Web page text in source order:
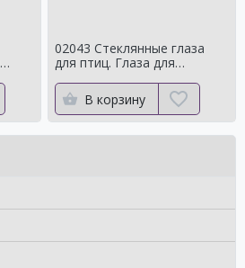
02043 Стеклянные глаза
для птиц. Глаза для
чучелаворона.
В корзину